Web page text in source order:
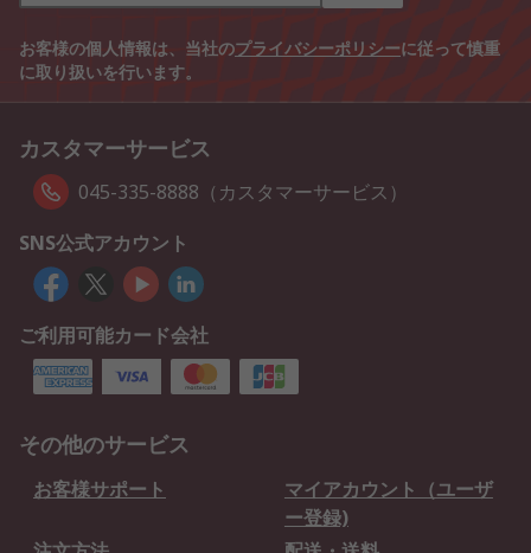
お客様の個人情報は、当社のプライバシーポリシーに従って慎重
に取り扱いを行います。
カスタマーサービス
045-335-8888（カスタマーサービス）
SNS公式アカウント
ご利用可能カード会社
その他のサービス
お客様サポート
マイアカウント（ユーザ
ー登録)